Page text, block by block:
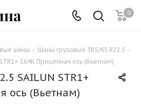
0
шины - Шины грузовые 385/65 R22.5 -
164K Прицепная ось (Вьетнам)
SAILUN STR1+
ось (Вьетнам)